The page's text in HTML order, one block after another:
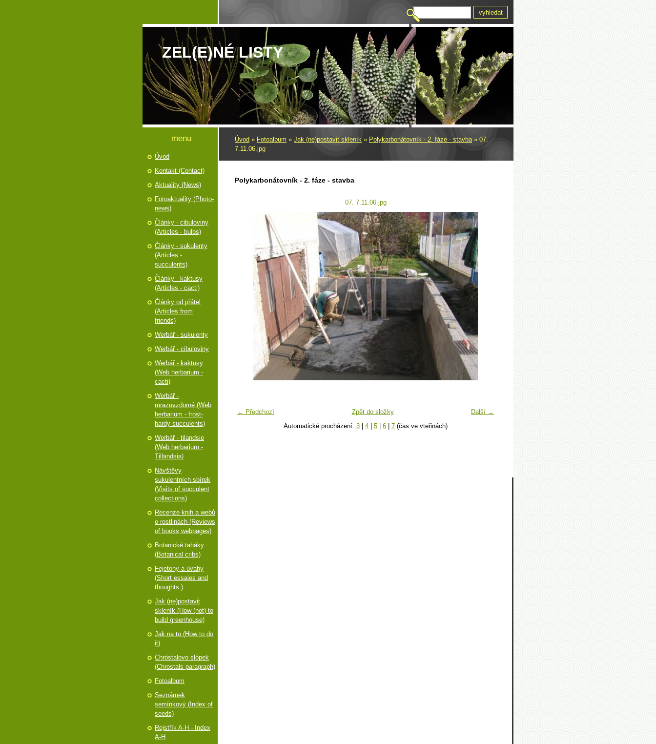
ZEL(E)NÉ LISTY
Úvod » Fotoalbum » Jak (ne)postavit skleník » Polykarbonátovník - 2. fáze - stavba» 07.
7.11.06.jpg
Polykarbonátovník - 2. fáze - stavba
07. 7.11.06.jpg
← Předchozí Další →
Zpět do složky
Automatické procházení: 3 4 5 6 7 (čas ve vteřinách)
menu
Úvod
Kontakt (Contact)
Aktuality (News)
Fotoaktuality (Photo-
news)
Články - cibuloviny
(Articles - bulbs)
Články - sukulenty
(Articles -
succulents)
Články - kaktusy
(Articles - cacti)
Články od přátel
(Articles from
friends)
Werbář - sukulenty
Werbář - cibuloviny
Werbář - kaktusy
(Web herbarium -
cacti)
Werbář -
mrazuvzdorné (Web
herbarium - frost-
hardy succulents)
Werbář - tilandsie
(Web herbarium -
Tillandsia)
Návštěvy
sukulentních sbírek
(Visits of succulent
collections)
Recenze knih a webů
o rostlinách (Reviews
of books,webpages)
Botanické taháky
(Botanical cribs)
Fejetony a úvahy
(Short essaies and
thoughts )
Jak (ne)postavit
skleník (How (not) to
build greenhouse)
Jak na to (How to do
it)
Chróstalovo slópek
(Chrostals paragraph)
Fotoalbum
Seznámek
semínkový (Index of
seeds)
Rejstřík A-H - Index
A-H